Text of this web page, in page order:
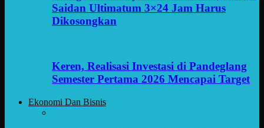
Saidan Ultimatum 3×24 Jam Harus
Dikosongkan
Keren, Realisasi Investasi di Pandeglang
Semester Pertama 2026 Mencapai Target
Ekonomi Dan Bisnis